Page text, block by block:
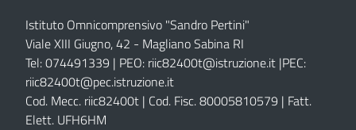
Istituto Omnicomprensivo "Sandro Pertini"
Viale XIII Giugno, 42 - Magliano Sabina RI
Tel: 074491339 | PEO: riic82400t@istruzione.it |PEC:
riic82400t@pec.istruzione.it
Cod. Mecc. riic82400t | Cod. Fisc. 80005810579 | Fatt.
Elett. UFH6HM